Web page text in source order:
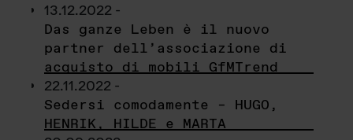
13.12.2022 -
Das ganze Leben è il nuovo
partner dell’associazione di
acquisto di mobili GfMTrend
22.11.2022 -
Sedersi comodamente – HUGO,
HENRIK, HILDE e MARTA